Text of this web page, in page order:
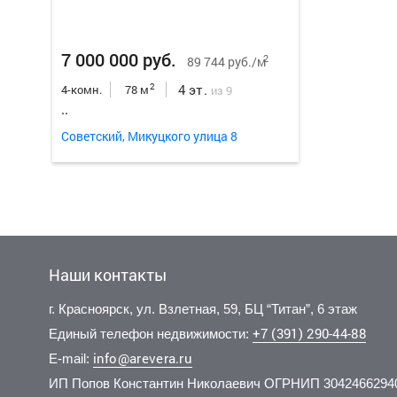
7 000 000 руб. 89 744 руб./м2
4-комн. 78 м2 4 эт. из 9
..
Советский, Микуцкого улица 8
5 500 000 руб. 118 534 руб./м2 6 800
8 000 000 руб. 130 081 руб./м2 10
Наши контакты
г. Красноярск, ул. Взлетная, 59, БЦ “Титан”, 6 этаж
Единый телефон недвижимости: +7 (391) 290-44-88
E-mail: info@arevera.ru
ИП Попов Константин Николаевич ОГРНИП